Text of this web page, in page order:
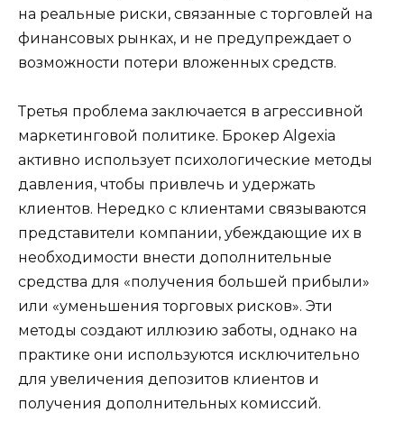
на реальные риски, связанные с торговлей на
финансовых рынках, и не предупреждает о
возможности потери вложенных средств.
Третья проблема заключается в агрессивной
маркетинговой политике. Брокер Algexia
активно использует психологические методы
давления, чтобы привлечь и удержать
клиентов. Нередко с клиентами связываются
представители компании, убеждающие их в
необходимости внести дополнительные
средства для «получения большей прибыли»
или «уменьшения торговых рисков». Эти
методы создают иллюзию заботы, однако на
практике они используются исключительно
для увеличения депозитов клиентов и
получения дополнительных комиссий.